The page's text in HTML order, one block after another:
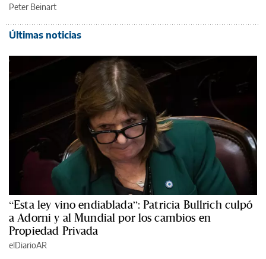
Peter Beinart
Últimas noticias
“Esta ley vino endiablada”: Patricia Bullrich culpó
a Adorni y al Mundial por los cambios en
Propiedad Privada
elDiarioAR